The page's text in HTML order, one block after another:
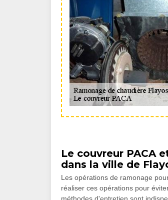
Le couvreur PACA
dans la ville de
Les opérations de ramonage
réaliser ces opérations pour